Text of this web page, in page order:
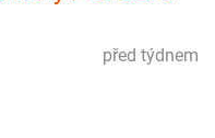
před týdnem